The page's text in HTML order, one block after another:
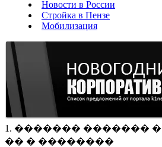
Новости в России
Стройка в Пензе
Мобилизация
1. ������� �������
�� � ��������